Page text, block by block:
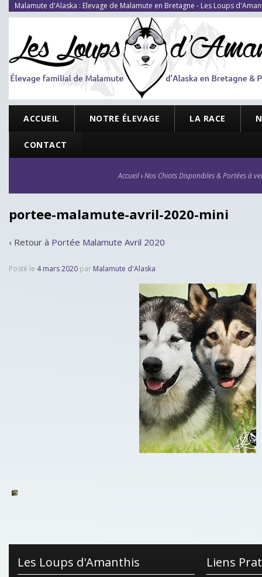
Malamute d'Alaska : Elevage de Malamute en Bretagne - Les Loups
ACCUEIL NOTRE ÉLEVAGE LA RACE
CONTACT
Accueil › Nos Chiots Disponibles & Portées à
portee-malamute-avril-2020-mini
‹ Retour à Portée Malamute Avril 2020
Posté le 4 mars 2020 par Malamute d'Alaska
Les Loups d'Amanthis Liens